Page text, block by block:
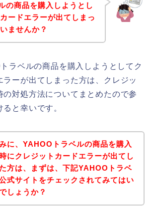
の商品を購入しようとし
ードエラーが出てしまっ
ませんか？
ラベルの商品を購入しようとしてク
ラーが出てしまった方は、クレジッ
の対処方法についてまとめたので参
と幸いです。
に、YAHOOトラベルの商品を購入
にクレジットカードエラーが出てし
方は、まずは、下記YAHOOトラベ
式サイトをチェックされてみてはい
しょうか？